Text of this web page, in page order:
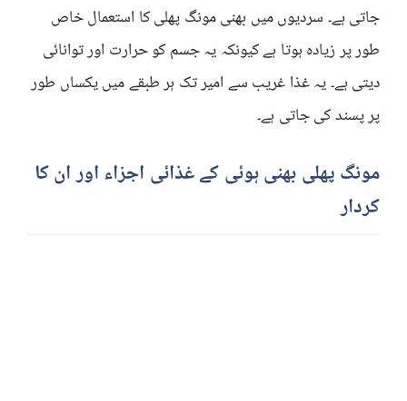
جاتی ہے۔ سردیوں میں بھنی مونگ پھلی کا استعمال خاص
طور پر زیادہ ہوتا ہے کیونکہ یہ جسم کو حرارت اور توانائی
دیتی ہے۔ یہ غذا غریب سے امیر تک ہر طبقے میں یکساں طور
پر پسند کی جاتی ہے۔
مونگ پھلی بھنی ہوئی کے غذائی اجزاء اور ان کا
کردار